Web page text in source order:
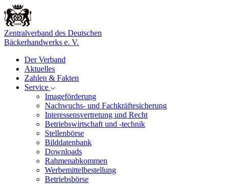
Zentralverband des Deutschen
Bäckerhandwerks e. V.
Der Verband
Aktuelles
Zahlen & Fakten
Service
Imageförderung
Nachwuchs- und Fachkräftesicherung
Interessensvertretung und Recht
Betriebswirtschaft und -technik
Stellenbörse
Bilddatenbank
Downloads
Rahmenabkommen
Werbemittelbestellung
Betriebsbörse